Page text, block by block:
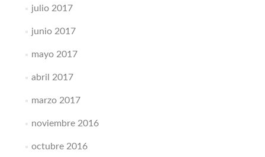
julio 2017
junio 2017
mayo 2017
abril 2017
marzo 2017
noviembre 2016
octubre 2016